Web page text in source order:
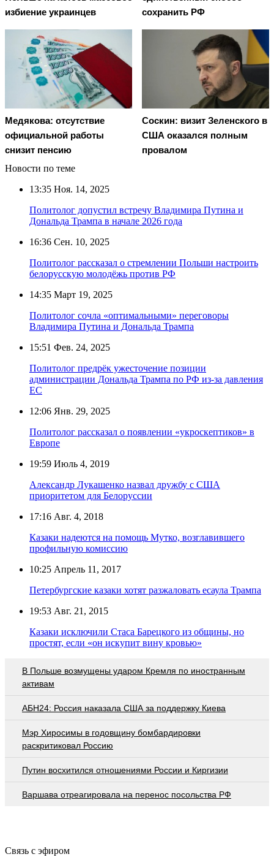
избиение украинцев
сохранить РФ
Медякова: отсутствие
официальной работы
снизит пенсию
Соскин: визит Зеленского в
США оказался полным
провалом
Новости по теме
13:35 Ноя. 14, 2025
Политолог допустил встречу Владимира Путина и
Дональда Трампа в начале 2026 года
16:36 Сен. 10, 2025
Политолог рассказал о стремлении Польши настроить
белорусскую молодёжь против РФ
14:35 Март 19, 2025
Политолог сочла «оптимальными» переговоры
Владимира Путина и Дональда Трампа
15:51 Фев. 24, 2025
Политолог предрёк ужесточение позиции
администрации Дональда Трампа по РФ из-за давления
ЕС
12:06 Янв. 29, 2025
Политолог рассказал о появлении «укроскептиков» в
Европе
19:59 Июль 4, 2019
Александр Лукашенко назвал дружбу с США
приоритетом для Белоруссии
17:16 Авг. 4, 2018
Казаки надеются на помощь Мутко, возглавившего
профильную комиссию
10:25 Апрель 11, 2017
Петербургские казаки хотят разжаловать есаула Трампа
19:53 Авг. 21, 2015
Казаки исключили Стаса Барецкого из общины, но
простят, если «он искупит вину кровью»
В Польше возмущены ударом Кремля по иностранным
активам
АБН24: Россия наказала США за поддержку Киева
Мэр Хиросимы в годовщину бомбардировки
раскритиковал Россию
Путин восхитился отношениями России и Киргизии
Варшава отреагировала на перенос посольства РФ
Связь с эфиром